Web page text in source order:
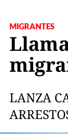
MIGRANTES
LANZA